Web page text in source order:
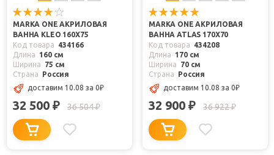
MARKA ONE АКРИЛОВАЯ
ВАННА KLEO 160X75
Код товара
434166
Длина
160 см
Ширина
75 см
Страна
Россия
доставим 10.08 за 0₽
32 500 ₽ 36 504₽
MARKA ONE АКРИЛОВАЯ
ВАННА ATLAS 170X70
Код товара
434208
Длина
170 см
Ширина
70 см
Страна
Россия
доставим 10.08 за 0₽
32 900 ₽ 36 922₽